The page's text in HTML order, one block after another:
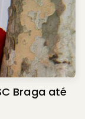
Braga até